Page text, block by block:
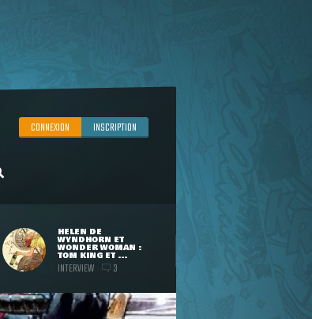
CONNEXION INSCRIPTION
HELEN DE
WYNDHORN ET
WONDER WOMAN :
TOM KING ET ...
INTERVIEW 3